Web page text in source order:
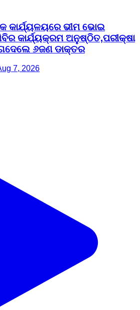
ଭୀମ ଭୋଇ
କାର୍ଯ୍ୟକ୍ରମ ଅନୁଷ୍ଠିତ,ପରୀକ୍ଷା
୬ଜଣ ଡାକ୍ତର
7, 2026